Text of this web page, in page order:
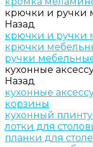
крючки и ручки
Назад
крючки и ручки
крючки
ручки
кухонные
Назад
кухонные
корзины
кухонный
лотки для
планки для